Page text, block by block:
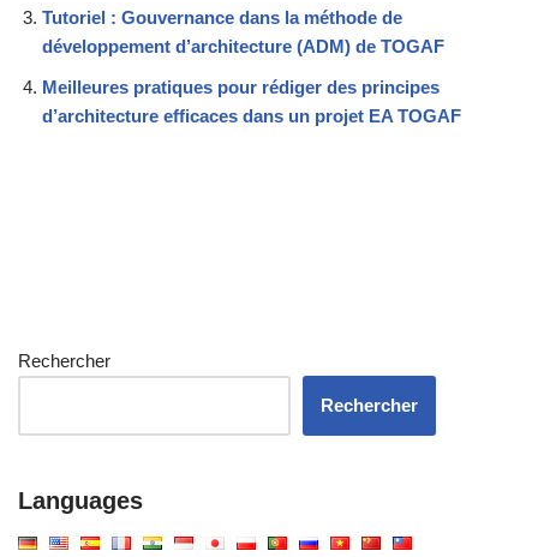
Tutoriel : Gouvernance dans la méthode de
développement d’architecture (ADM) de TOGAF
Meilleures pratiques pour rédiger des principes
d’architecture efficaces dans un projet EA TOGAF
Rechercher
Rechercher
Languages